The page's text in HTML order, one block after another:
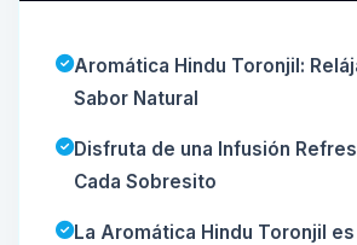
Aromática Hindu Toronjil:
Sabor Natural
Disfruta de una Infusión
Cada Sobresito
La Aromática Hindu Toronjil